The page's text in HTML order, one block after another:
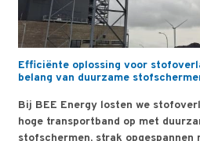
Efficiënte oplossing voor
belang van duurzame
Bij BEE Energy losten we
hoge transportband op met